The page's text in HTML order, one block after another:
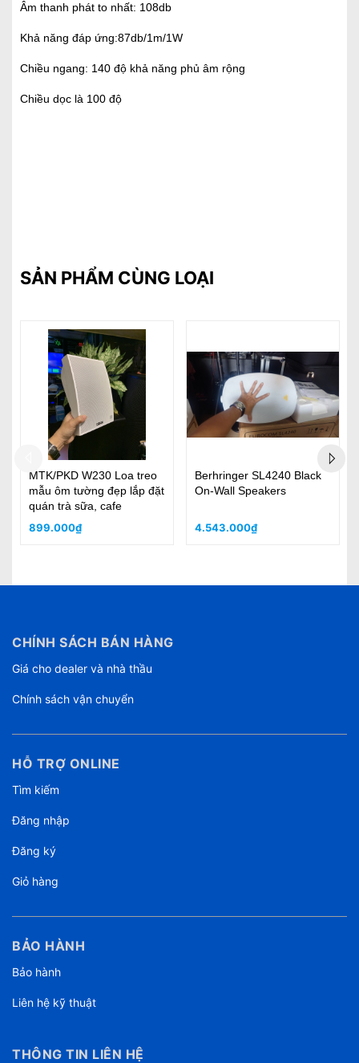
Âm thanh phát to nhất: 108db
Khả năng đáp ứng:87db/1m/1W
Chiều ngang: 140 độ khả năng phủ âm rộng
Chiều dọc là 100 độ
SẢN PHẨM CÙNG LOẠI
Yamaha VS6 (Cặp)
8.300.000₫
Yamaha VS4 (Cặp)
5.200.000₫
CHÍNH SÁCH BÁN HÀNG
Giá cho dealer và nhà thầu
Chính sách vận chuyển
HỖ TRỢ ONLINE
Tìm kiếm
Đăng nhập
Đăng ký
Giỏ hàng
BẢO HÀNH
Bảo hành
Liên hệ kỹ thuật
THÔNG TIN LIÊN HỆ